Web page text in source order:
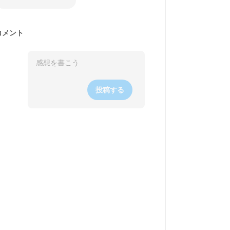
メント
投稿する